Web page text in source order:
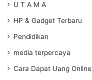
U T A M A
HP & Gadget Terbaru
Pendidikan
media terpercaya
Cara Dapat Uang Online